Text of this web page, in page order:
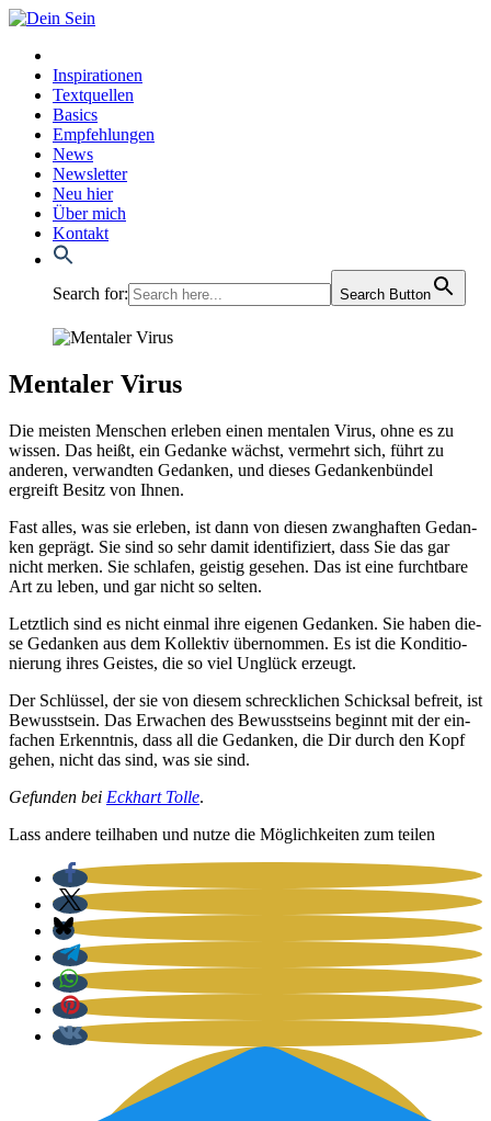
Inspirationen
Textquellen
Basics
Empfehlungen
News
Newsletter
Neu hier
Über mich
Kontakt
Search for: Search Button
Mentaler Virus
Die meis­ten Men­schen erle­ben einen men­ta­len Virus, ohne es zu
wis­sen. Das heißt, ein Gedan­ke wächst, ver­mehrt sich, führt zu
ande­ren, ver­wand­ten Gedan­ken, und die­ses Gedan­ken­bün­del
ergreift Besitz von Ihnen.
Fast alles, was sie erle­ben, ist dann von die­sen zwang­haf­ten Gedan­
ken geprägt. Sie sind so sehr damit iden­ti­fi­ziert, dass Sie das gar
nicht mer­ken. Sie schla­fen, geis­tig gese­hen. Das ist eine furcht­ba­re
Art zu leben, und gar nicht so sel­ten.
Letzt­lich sind es nicht ein­mal ihre eige­nen Gedan­ken. Sie haben die­
se Gedan­ken aus dem Kol­lek­tiv über­nom­men. Es ist die Kon­di­tio­
nie­rung ihres Geis­tes, die so viel Unglück erzeugt.
Der Schlüs­sel, der sie von die­sem schreck­li­chen Schick­sal befreit, ist
Bewusst­sein. Das Erwa­chen des Bewusst­seins beginnt mit der ein­
fa­chen Erkennt­nis, dass all die Gedan­ken, die Dir durch den Kopf
gehen, nicht das sind, was sie sind.
Gefun­den bei Eck­hart Tol­le.
Lass ande­re teil­ha­ben und nut­ze die Mög­lich­kei­ten zum tei­len